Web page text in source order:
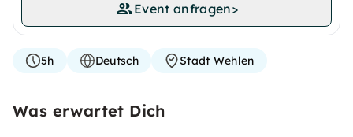
Event anfragen>
5h Deutsch Stadt Wehlen
Was erwartet Dich